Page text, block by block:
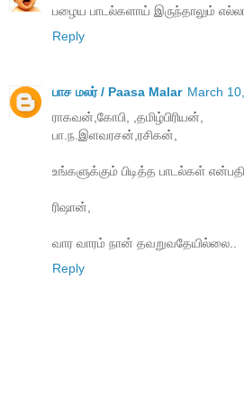
பழைய பாடல்களாய் இருந்தாலும்
Reply
பாச மலர் / Paasa Malar March
ராகவன்,கோபி, ,தமிழ்பிரியன்,
பா.ந.இளவரசன்,ரசிகன்,
உங்களுக்கும் பிடித்த பாடல்கள்
ரிஷான்,
வார வாரம் நான் தவறுவதேயில்லை..
Reply